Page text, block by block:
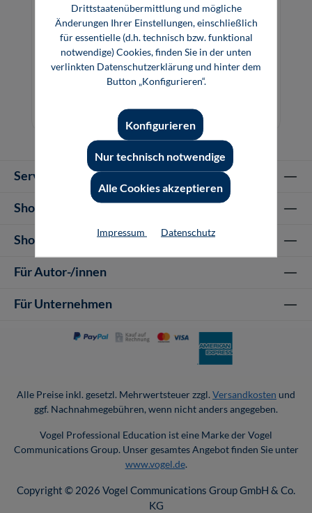
Antriebspraxis
E-Book (PDF)
Service-Hotline
Shop Informationen
Shop-Service
Für Autor-/innen
Für Unternehmen
Alle Preise inkl. gesetzl. Mehrwertsteuer zzgl. Versandkosten und
ggf. Nachnahmegebühren, wenn nicht anders angegeben.
Vogel Professional Education ist eine Marke der Vogel
Communications Group. Unser gesamtes Angebot finden Sie unter
www.vogel.de.
Copyright © 2026 Vogel Communications Group GmbH & Co.
KG
Drittstaatenübermittlung und mögliche
Änderungen Ihrer Einstellungen, einschließlich
für essentielle (d.h. technisch bzw. funktional
notwendige) Cookies, finden Sie in der unten
verlinkten Datenschutzerklärung und hinter dem
Button „Konfigurieren“.
Nur technisch notwendige
Konfigurieren
Alle Cookies akzeptieren
Impressum Datenschutz